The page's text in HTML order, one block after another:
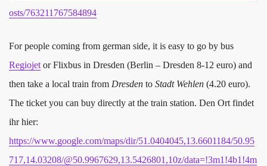
osts/763211767584894
For people coming from german side, it is easy to go by bus
Regiojet or Flixbus in Dresden (Berlin – Dresden 8-12 euro) and
then take a local train from Dresden to Stadt Wehlen (4.20 euro).
The ticket you can buy directly at the train station. Den Ort findet
ihr hier:
https://www.google.com/maps/dir/51.0404045,13.6601184/50.95
717,14.03208/@50.9967629,13.5426801,10z/data=!3m1!4b1!4m